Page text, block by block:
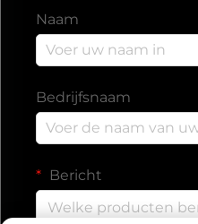
Naam
Bedrijfsnaam
Bericht